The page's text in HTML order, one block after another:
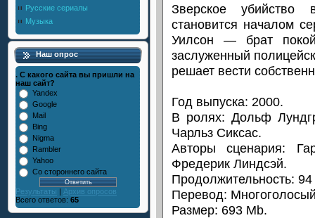
Русские сериалы
Музыка
Наш опрос
. С какого сайта вы пришли на
наш сайт?
Yandex
Google
Mail
Bing
Nigma
Rambler
Yahoo
Со стороннего сайта
Результаты | Архив опросов
Всего ответов: 65
Зверское убийство
становится началом
Уилсон — брат
заслуженный
решает вести
Год выпуска: 2000.
В ролях: Дольф
Чарльз Сиксас.
Авторы сценария:
Фредерик Линдсэй.
Продолжительность:
Перевод:
Размер: 693 Mb.